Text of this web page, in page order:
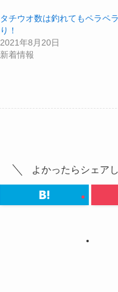
タチウオ数は釣れてもペラペ
り！
2021年8月20日
新着情報
よかったらシェア